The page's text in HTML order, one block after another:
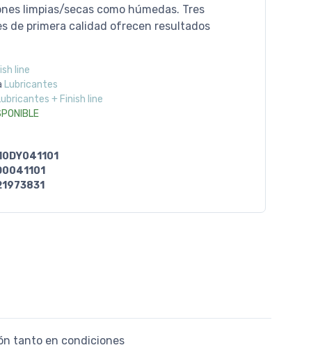
limpias/secas como húmedas. Tres
de primera calidad ofrecen resultados
line
Lubricantes
+ Finish line
tanto en condiciones